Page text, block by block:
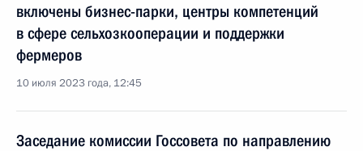
включены бизнес-парки, центры компетенций
в сфере сельхозкооперации и поддержки
фермеров
10 июля 2023 года, 12:45
Заседание комиссии Госсовета по направлению